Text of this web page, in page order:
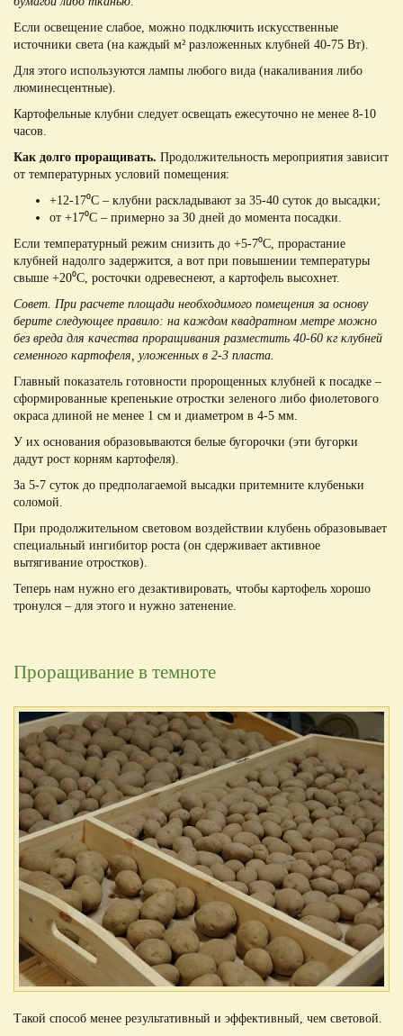
Если освещение слабое, можно подключить искусственные
источники света (на каждый м² разложенных клубней 40-75 Вт).
Для этого используются лампы любого вида (накаливания либо
люминесцентные).
Картофельные клубни следует освещать ежесуточно не менее 8-10
часов.
Как долго проращивать. Продолжительность мероприятия зависит
от температурных условий помещения:
+12-17⁰С – клубни раскладывают за 35-40 суток до высадки;
от +17⁰С – примерно за 30 дней до момента посадки.
Если температурный режим снизить до +5-7⁰С, прорастание
клубней надолго задержится, а вот при повышении температуры
свыше +20⁰С, росточки одревеснеют, а картофель высохнет.
Совет. При расчете площади необходимого помещения за основу
берите следующее правило: на каждом квадратном метре можно
без вреда для качества проращивания разместить 40-60 кг клубней
семенного картофеля, уложенных в 2-3 пласта.
Главный показатель готовности пророщенных клубней к посадке –
сформированные крепенькие отростки зеленого либо фиолетового
окраса длиной не менее 1 см и диаметром в 4-5 мм.
У их основания образовываются белые бугорочки (эти бугорки
дадут рост корням картофеля).
За 5-7 суток до предполагаемой высадки притемните клубеньки
соломой.
При продолжительном световом воздействии клубень образовывает
специальный ингибитор роста (он сдерживает активное
вытягивание отростков).
Теперь нам нужно его дезактивировать, чтобы картофель хорошо
тронулся – для этого и нужно затенение.
Проращивание в темноте
Такой способ менее результативный и эффективный, чем световой.